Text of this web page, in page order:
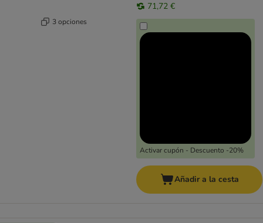
3 opciones
71,72 €
Activar cupón - Descuento -20%
Añadir a la cesta